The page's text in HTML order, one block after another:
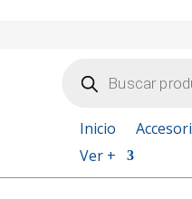
productos
Inicio
Ver +